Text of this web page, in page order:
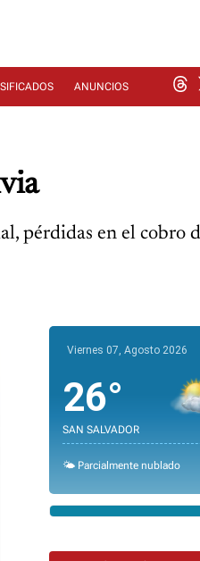
ANUNCIOS
pérdidas en el cobro
Viernes 07, Agosto 2026
26°
SAN SALVADOR
🌤️ Parcialmente nublado